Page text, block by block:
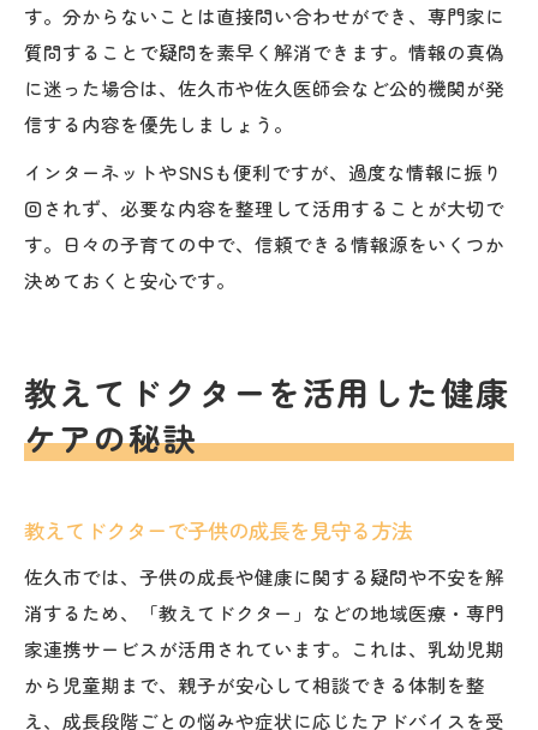
す。分からないことは直接問い合わせができ、専門家に
質問することで疑問を素早く解消できます。情報の真偽
に迷った場合は、佐久市や佐久医師会など公的機関が発
信する内容を優先しましょう。
インターネットやSNSも便利ですが、過度な情報に振り
回されず、必要な内容を整理して活用することが大切で
す。日々の子育ての中で、信頼できる情報源をいくつか
決めておくと安心です。
教えてドクターを活用した健康
ケアの秘訣
教えてドクターで子供の成長を見守る方法
佐久市では、子供の成長や健康に関する疑問や不安を解
消するため、「教えてドクター」などの地域医療・専門
家連携サービスが活用されています。これは、乳幼児期
から児童期まで、親子が安心して相談できる体制を整
え、成長段階ごとの悩みや症状に応じたアドバイスを受